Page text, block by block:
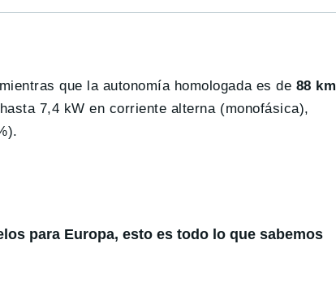
que la autonomía homologada es de 88 km
7,4 kW en corriente alterna (monofásica),
para Europa, esto es todo lo que sabemos